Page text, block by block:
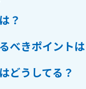
？
べきポイントは
どうしてる？